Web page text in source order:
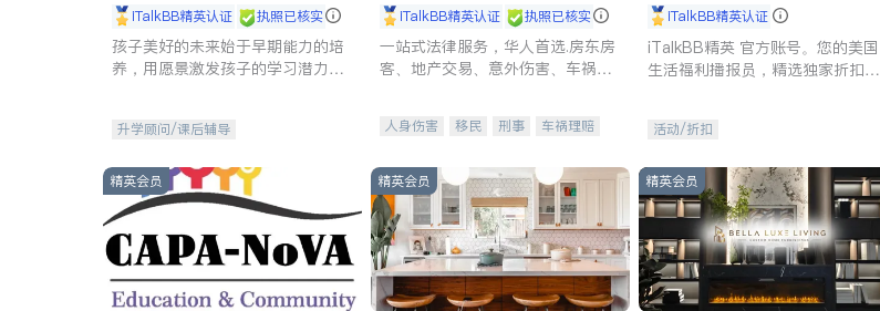
iTalkBB精英认证 执照已核实
孩子美好的未来始于早期能力的培
养，用愿景激发孩子的学习潜力和
升学顾问/课后辅导
iTalkBB精英认证 执照已核实
一站式法律服务，华人首选.房东房
客、地产交易、意外伤害、车祸重
人身伤害 移民 刑事
车祸理赔
商标注册
索赔 律师-其它 保释
iTalkBB精英认证
iTalkBB精英 官方账号。您的美国
生活福利播报员，精选独家折扣、
活动/折扣
精英会员 精英会员 精英会员